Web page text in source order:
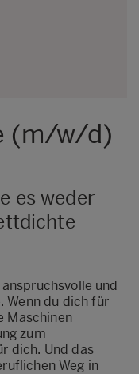
(m/w/d)
es weder
und
Wenn du dich für
Maschinen
zum
dich. Und das
Weg in